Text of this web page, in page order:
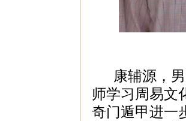
康辅源，男
师学习周易文
奇门遁甲进一